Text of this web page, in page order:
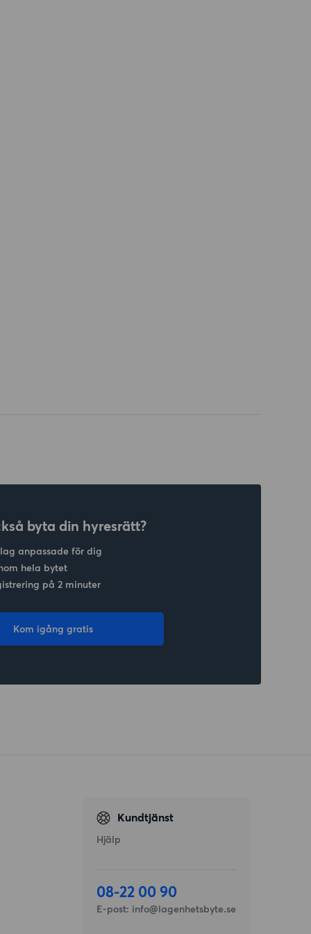
byta din hyresrätt?
anpassade för dig
hela bytet
på 2 minuter
Kom igång gratis
Kundtjänst
Hjälp
08-22 00 90
E-post: info@lagenhetsbyte.se